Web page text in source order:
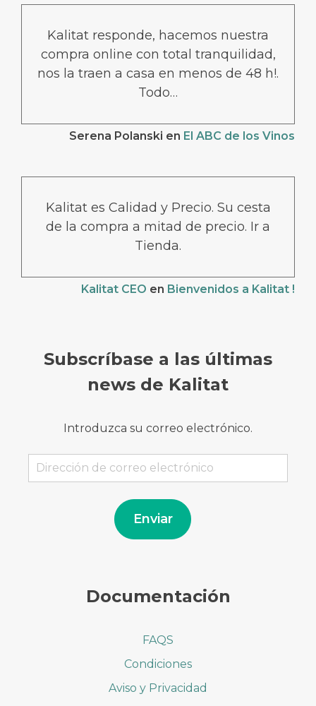
Kalitat responde, hacemos nuestra
compra online con total tranquilidad,
nos la traen a casa en menos de 48 h!.
Todo…
Serena Polanski en El ABC de los Vinos
Kalitat es Calidad y Precio. Su cesta
de la compra a mitad de precio. Ir a
Tienda.
Kalitat CEO en Bienvenidos a Kalitat !
Subscríbase a las últimas
news de Kalitat
Introduzca su correo electrónico.
Dirección
Enviar
Documentación
FAQS
Condiciones
Aviso y Privacidad